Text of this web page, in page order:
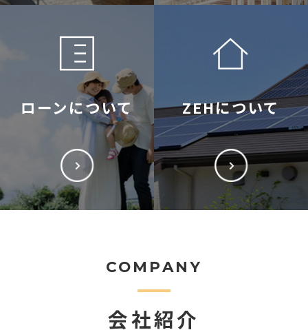
ローンについて ZEHについて
COMPANY
会社紹介